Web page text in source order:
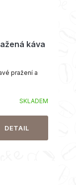
káva
SKLADEM
DETAIL
pražení a